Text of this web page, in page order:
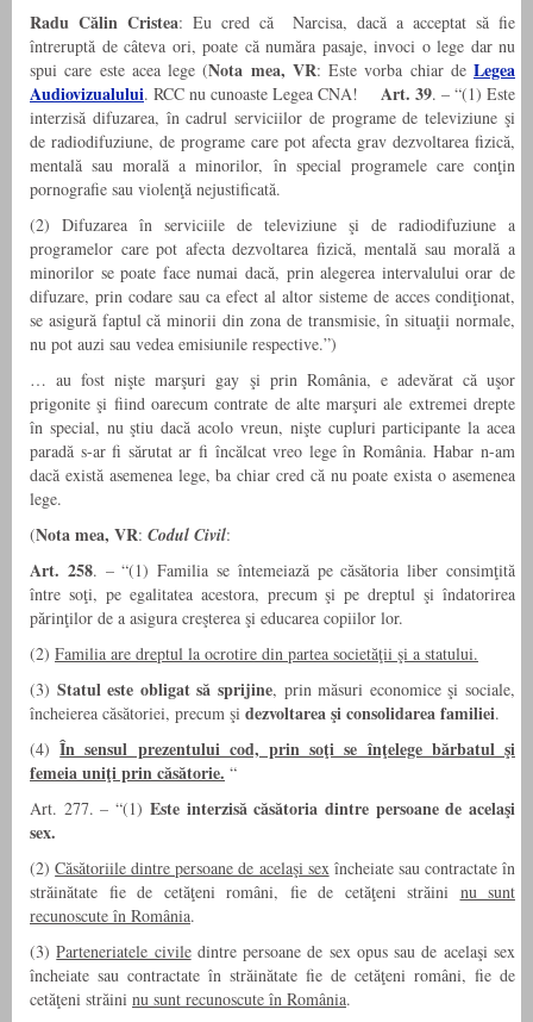
Radu Călin Cristea: Eu cred că Narcisa, dacă a acceptat să fie
întreruptă de câteva ori, poate că număra pasaje, invoci o lege dar nu
spui care este acea lege (Nota mea, VR: Este vorba chiar de Legea
Audiovizualului. RCC nu cunoaste Legea CNA! Art. 39. – “(1) Este
interzisă difuzarea, în cadrul serviciilor de programe de televiziune şi
de radiodifuziune, de programe care pot afecta grav dezvoltarea fizică,
mentală sau morală a minorilor, în special programele care conţin
pornografie sau violenţă nejustificată.
(2) Difuzarea în serviciile de televiziune şi de radiodifuziune a
programelor care pot afecta dezvoltarea fizică, mentală sau morală a
minorilor se poate face numai dacă, prin alegerea intervalului orar de
difuzare, prin codare sau ca efect al altor sisteme de acces condiţionat,
se asigură faptul că minorii din zona de transmisie, în situaţii normale,
nu pot auzi sau vedea emisiunile respective.”)
… au fost nişte marşuri gay şi prin România, e adevărat că uşor
prigonite şi fiind oarecum contrate de alte marşuri ale extremei drepte
în special, nu ştiu dacă acolo vreun, nişte cupluri participante la acea
paradă s-ar fi sărutat ar fi încălcat vreo lege în România. Habar n-am
dacă există asemenea lege, ba chiar cred că nu poate exista o asemenea
lege.
(Nota mea, VR: Codul Civil:
Art. 258. – “(1) Familia se întemeiază pe căsătoria liber consimţită
între soţi, pe egalitatea acestora, precum şi pe dreptul şi îndatorirea
părinţilor de a asigura creşterea şi educarea copiilor lor.
(2) Familia are dreptul la ocrotire din partea societăţii şi a statului.
(3) Statul este obligat să sprijine, prin măsuri economice şi sociale,
încheierea căsătoriei, precum şi dezvoltarea şi consolidarea familiei.
(4)În sensul prezentului cod, prin soţi se înţelege bărbatul şi
femeia uniţi prin căsătorie. “
Art. 277. – “(1) Este interzisă căsătoria dintre persoane de acelaşi
sex.
(2)Căsătoriile dintre persoane de acelaşi sexîncheiate sau contractate în
străinătate fie de cetăţeni români, fie de cetăţeni străini nu sunt
recunoscute în România.
(3)Parteneriatele civiledintre persoane de sex opus sau de acelaşi sex
încheiate sau contractate în străinătate fie de cetăţeni români, fie de
cetăţeni străini nu sunt recunoscute în România.